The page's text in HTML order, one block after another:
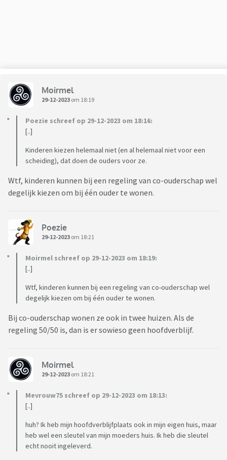
Moirmel
29-12-2023 om 18:19
Poezie schreef op 29-12-2023 om 18:16:
[..]
Kinderen kiezen helemaal niet (en al helemaal niet voor een
scheiding), dat doen de ouders voor ze.
Wtf, kinderen kunnen bij een regeling van co-ouderschap wel
degelijk kiezen om bij één ouder te wonen.
Poezie
29-12-2023 om 18:21
Moirmel schreef op 29-12-2023 om 18:19:
[..]
Wtf, kinderen kunnen bij een regeling van co-ouderschap wel
degelijk kiezen om bij één ouder te wonen.
Bij co-ouderschap wonen ze ook in twee huizen. Als de
regeling 50/50 is, dan is er sowieso geen hoofdverblijf.
Moirmel
29-12-2023 om 18:21
Mevrouw75 schreef op 29-12-2023 om 18:13:
[..]
huh? Ik heb mijn hoofdverblijfplaats ook in mijn eigen huis, maar
heb wel een sleutel van mijn moeders huis. Ik heb die sleutel
echt nooit ingeleverd.